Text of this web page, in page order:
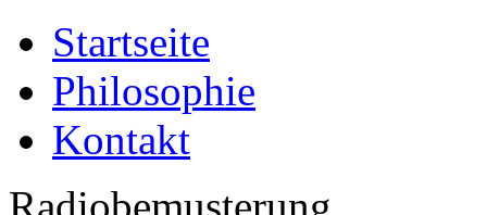
Startseite
Philosophie
Kontakt